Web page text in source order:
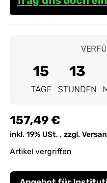
15
TAGE
13
STUNDEN
157,49 €
inkl. 19% USt. , zzgl.
Artikel vergriffen